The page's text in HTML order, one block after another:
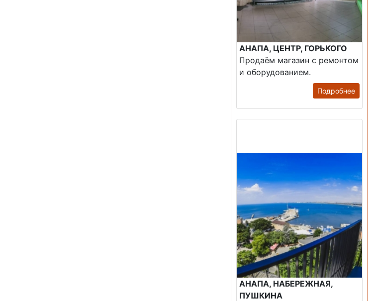
АНАПА, ЦЕНТР, ГОРЬКОГО
Продаём магазин с ремонтом
и оборудованием.
Подробнее
АНАПА, НАБЕРЕЖНАЯ,
ПУШКИНА